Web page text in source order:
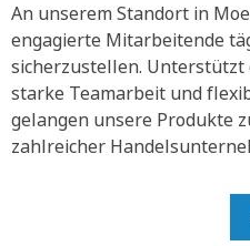
An unserem Standort in
engagierte Mitarbeitende
sicherzustellen. Unterstützt
starke Teamarbeit und
gelangen unsere Produkte
zahlreicher